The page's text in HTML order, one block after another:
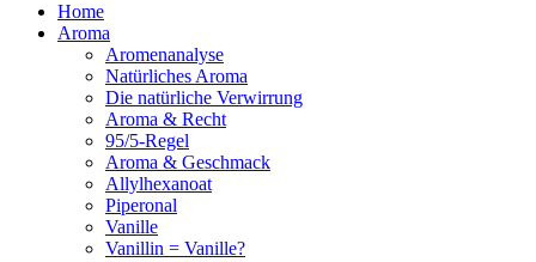
Home
Aroma
Aromenanalyse
Natürliches Aroma
Die natürliche Verwirrung
Aroma & Recht
95/5-Regel
Aroma & Geschmack
Allylhexanoat
Piperonal
Vanille
Vanillin = Vanille?